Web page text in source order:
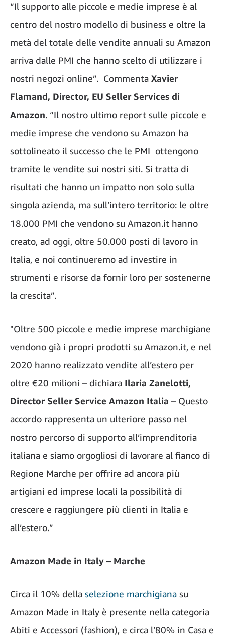
“Il supporto alle piccole e medie imprese è al
centro del nostro modello di business e oltre la
metà del totale delle vendite annuali su Amazon
arriva dalle PMI che hanno scelto di utilizzare i
nostri negozi online”. Commenta Xavier
Flamand, Director, EU Seller Services di
Amazon. “Il nostro ultimo report sulle piccole e
medie imprese che vendono su Amazon ha
sottolineato il successo che le PMI ottengono
tramite le vendite sui nostri siti. Si tratta di
risultati che hanno un impatto non solo sulla
singola azienda, ma sull’intero territorio: le oltre
18.000 PMI che vendono su Amazon.it hanno
creato, ad oggi, oltre 50.000 posti di lavoro in
Italia, e noi continueremo ad investire in
strumenti e risorse da fornir loro per sostenerne
la crescita”.
"Oltre 500 piccole e medie imprese marchigiane
vendono già i propri prodotti su Amazon.it, e nel
2020 hanno realizzato vendite all’estero per
oltre €20 milioni – dichiara Ilaria Zanelotti,
Director Seller Service Amazon Italia – Questo
accordo rappresenta un ulteriore passo nel
nostro percorso di supporto all’imprenditoria
italiana e siamo orgogliosi di lavorare al fianco di
Regione Marche per offrire ad ancora più
artigiani ed imprese locali la possibilità di
crescere e raggiungere più clienti in Italia e
all’estero.”
Amazon Made in Italy – Marche
Circa il 10% della selezione marchigiana su
Amazon Made in Italy è presente nella categoria
Abiti e Accessori (fashion), e circa l’80% in Casa e